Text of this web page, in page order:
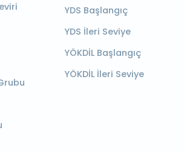
YDS Başlangıç
YDS İleri Seviye
YÖKDİL Başlangıç
YÖKDİL İleri Seviye